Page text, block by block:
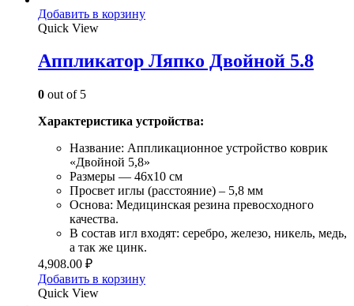
Добавить в корзину
Quick View
Аппликатор Ляпко Двойной 5.8
0 out of 5
Характеристика устройства:
Название: Аппликационное устройство коврик
«Двойной 5,8»
Размеры — 46х10 см
Просвет иглы (расстояние) – 5,8 мм
Основа: Медицинская резина превосходного
качества.
В состав игл входят: серебро, железо, никель, медь,
а так же цинк.
4,908.00 ₽
Добавить в корзину
Quick View